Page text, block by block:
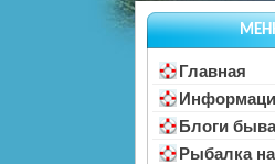
Главная
Блоги
Рыбалка